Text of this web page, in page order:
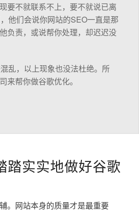
要不就联系不上，要不就说已离
他们会说你网站的SEO一直是那
负责，或说帮你处理，却迟迟没
乱，以上现象也没法杜绝。所
来帮你做谷歌优化。
踏实实地做好谷歌
。网站本身的质量才是最重要